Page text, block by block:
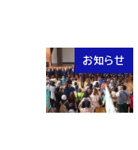
お知らせ